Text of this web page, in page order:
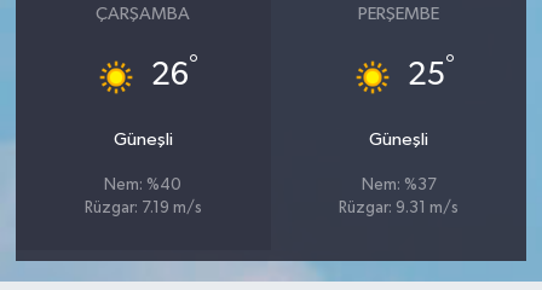
ÇARŞAMBA
26°
Güneşli
Nem: %40
Rüzgar: 7.19 m/s
PERŞEMBE
25°
Güneşli
Nem: %37
Rüzgar: 9.31 m/s